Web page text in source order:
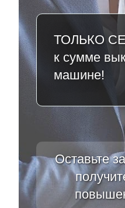
ТОЛЬКО
к сумме
машине!
Оставьте